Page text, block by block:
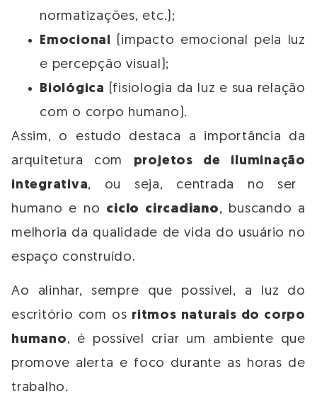
normatizações, etc.);
Emocional (impacto emocional pela luz
e percepção visual);
Biológica (fisiologia da luz e sua relação
com o corpo humano).
Assim, o estudo destaca a importância da
arquitetura com projetos de iluminação
integrativa, ou seja, centrada no ser
humano e no ciclo circadiano, buscando a
melhoria da qualidade de vida do usuário no
espaço construído.
Ao alinhar, sempre que possível, a luz do
escritório com os ritmos naturais do corpo
humano, é possível criar um ambiente que
promove alerta e foco durante as horas de
trabalho.